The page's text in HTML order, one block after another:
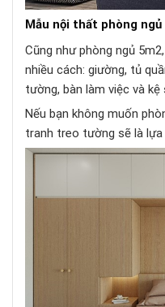
Mẫu nội thất phòng ngủ
Cũng như phòng ngủ
nhiều cách: giường, tủ
tường, bàn làm việc và
Nếu bạn không muốn
tranh treo tường sẽ là lựa